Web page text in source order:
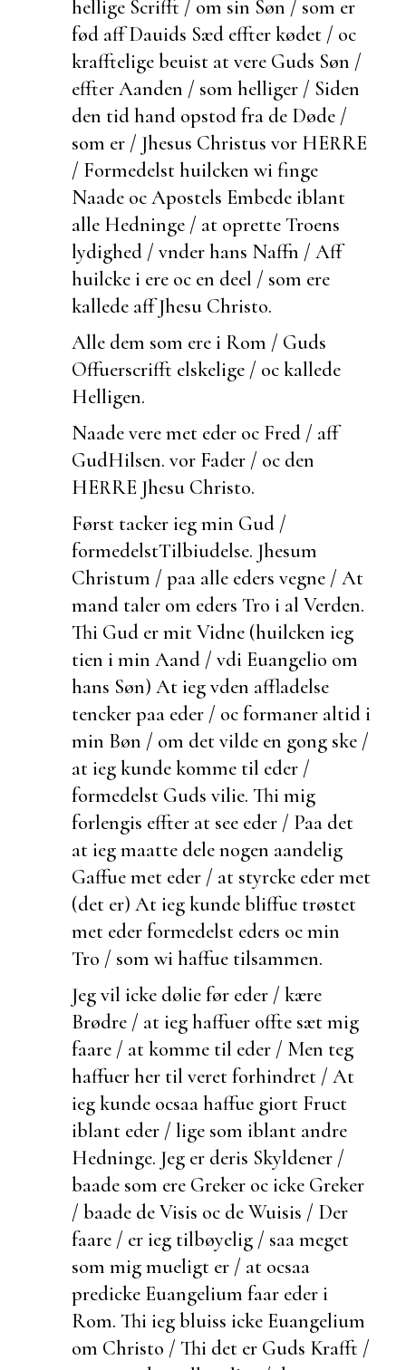
hellige Scrifft / om sin Søn / som er
fød aff Dauids Sæd effter kødet / oc
krafftelige beuist at vere Guds Søn /
effter Aanden / som helliger / Siden
den tid hand opstod fra de Døde /
som er / Jhesus Christus vor HERRE
/ Formedelst huilcken wifinge
Naade oc Apostels Embede iblant
alle Hedninge / at oprette Troens
lydighed / vnder hans Naffn / Aff
huilcke i ere oc en deel / som ere
kallede aff Jhesu Christo.
Alle dem som ere i Rom / Guds
Offuerscrifft elskelige / oc kallede
Helligen.
Naade vere met eder oc Fred / aff
GudHilsen. vor Fader / oc den
HERRE Jhesu Christo.
Først tacker ieg min Gud /
formedelstTilbiudelse. Jhesum
Christum / paa alle eders vegne / At
mand taler om eders Tro i al Verden.
Thi Gud er mit Vidne (huilcken ieg
tien i min Aand / vdi Euangelio om
hans Søn) At ieg vden affladelse
tencker paa eder / oc formaner altid i
min Bøn / om det vilde en gong ske /
at ieg kunde komme til eder /
formedelst Guds vilie. Thi mig
forlengis effter at see eder / Paa det
at ieg maatte dele nogen aandelig
Gaffue met eder / at styrcke eder met
(det er) At ieg kunde bliffue trøstet
met eder formedelst eders oc min
Tro / som wi haffue tilsammen.
Jeg vil icke dølie før eder / kære
Brødre / at ieg haffuer offte sæt mig
faare / at komme til eder / Men teg
haffuer her til veret forhindret / At
ieg kunde ocsaa haffue giort Fruct
iblant eder / lige som iblant andre
Hedninge. Jeg er deris Skyldener /
baade som ere Greker oc icke Greker
/ baade de Visis oc de Wuisis / Der
faare / er ieg tilbøyelig / saa meget
som mig mueligt er / at ocsaa
predicke Euangelium faar eder i
Rom. Thi iegbluiss icke Euangelium
om Christo / Thi det er Guds Krafft /